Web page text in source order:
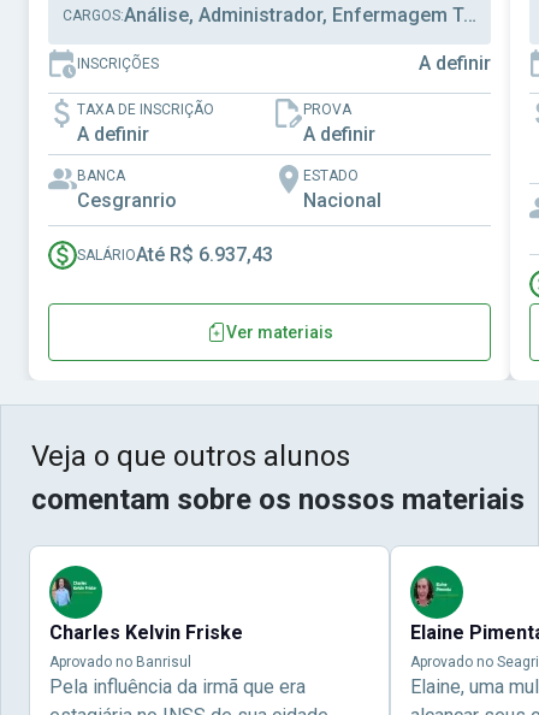
CARGOS: Análise, Administrador, Enfermagem Trabalho
INSCRIÇÕES A definir
TAXA DE INSCRIÇÃO
A definir
PROVA
A definir
BANCA
Cesgranrio
ESTADO
Nacional
SALÁRIOAté R$ 6.937,43
Ver materiais
Veja o que outros alunos
comentam sobre os nossos materiais
Charles Kelvin Friske
Aprovado no Banrisul
Pela influência da irmã que era
Elaine
Aprovado no
Elaine, uma